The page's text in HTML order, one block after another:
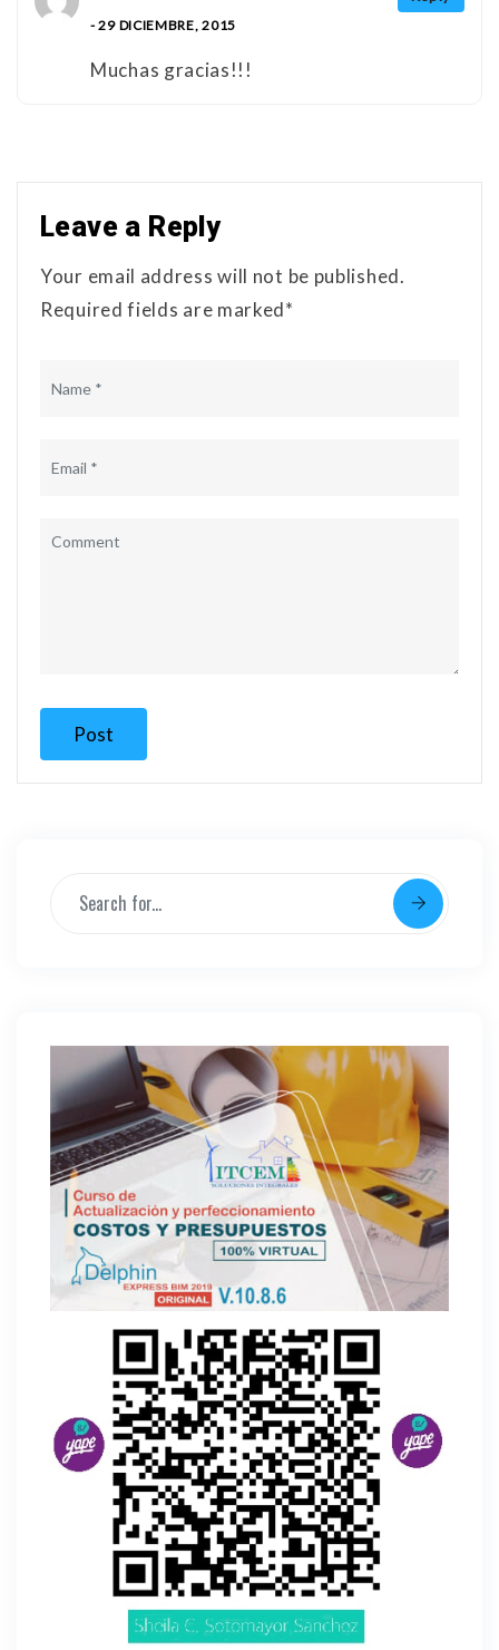
- 29 DICIEMBRE, 2015
Muchas gracias!!!
Leave a Reply
Your email address will not be published.
Required fields are marked*